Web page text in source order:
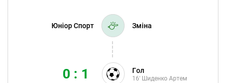
Юніор Спорт Зміна
Гол
16' Шиденко Артем
0 : 1